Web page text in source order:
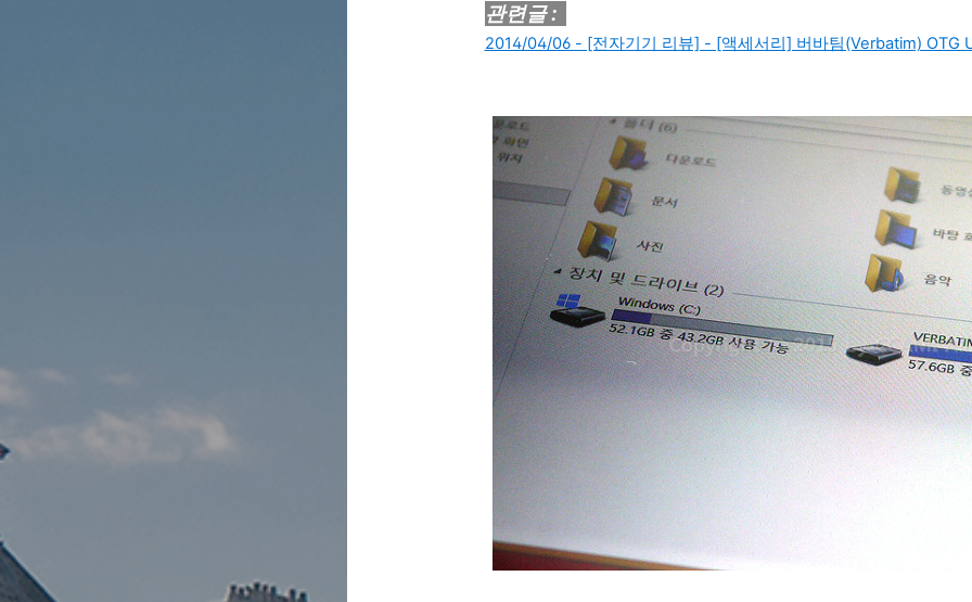
관련글 :
2014/04/06 - [전자기기 리뷰] - [액세서리] 버바팀(Verbatim) OTG